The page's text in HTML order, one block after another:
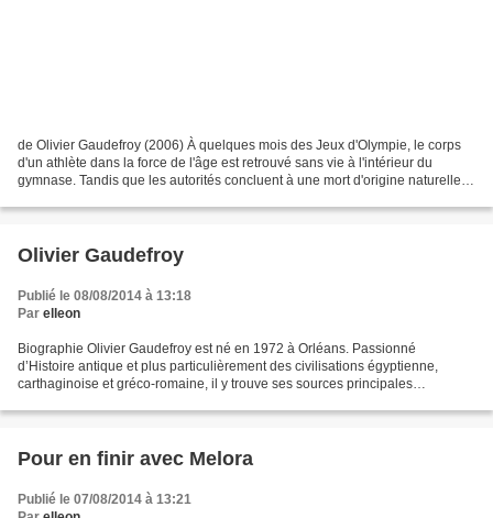
de Olivier Gaudefroy (2006) À quelques mois des Jeux d'Olympie, le corps
d'un athlète dans la force de l'âge est retrouvé sans vie à l'intérieur du
gymnase. Tandis que les autorités concluent à une mort d'origine naturelle,
Olivier Gaudefroy
Publié le 08/08/2014 à 13:18
Par elleon
Biographie Olivier Gaudefroy est né en 1972 à Orléans. Passionné
d’Histoire antique et plus particulièrement des civilisations égyptienne,
carthaginoise et gréco-romaine, il y trouve ses sources principales
Pour en finir avec Melora
Publié le 07/08/2014 à 13:21